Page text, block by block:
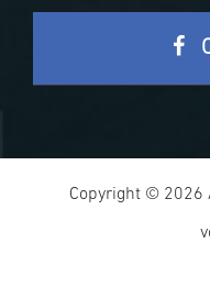
Copyright © 2026